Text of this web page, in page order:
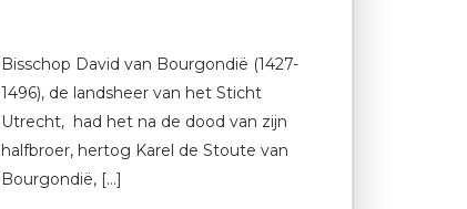
Bisschop David van Bourgondië (1427-
1496), de landsheer van het Sticht
Utrecht, had het na de dood van zijn
halfbroer, hertog Karel de Stoute van
Bourgondië, […]